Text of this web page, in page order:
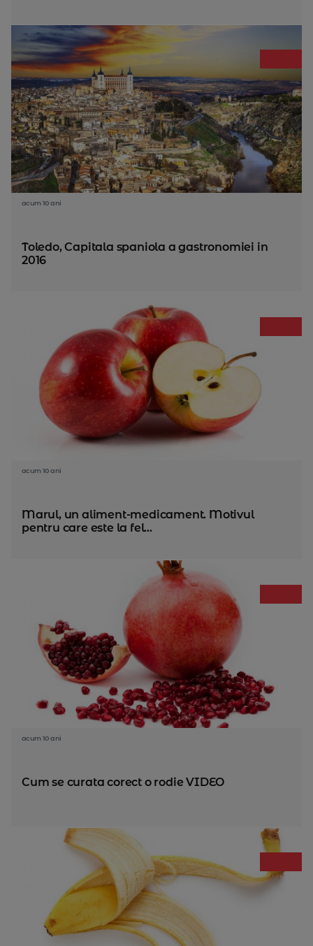
acum 10 ani
Toledo, Capitala spaniola a gastronomiei in
2016
acum 10 ani
Marul, un aliment-medicament. Motivul
pentru care este la fel...
acum 10 ani
Cum se curata corect o rodie VIDEO